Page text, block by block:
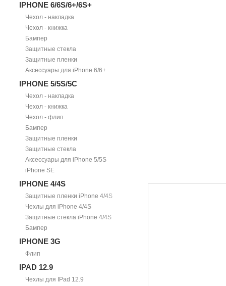
IPHONE 6/6S/6+/6S+
Чехол - накладка
Чехол - книжка
Бампер
Защитные стекла
Защитные пленки
Аксессуары для iPhone 6/6+
IPHONE 5/5S/5С
Чехол - накладка
Чехол - книжка
Чехол - флип
Бампер
Защитные пленки
Защитные стекла
Аксессуары для iPhone 5/5S
iPhone SE
IPHONE 4/4S
Защитные пленки iPhone 4/4S
Чехлы для iPhone 4/4S
Защитные стекла iPhone 4/4S
Бампер
IPHONE 3G
Флип
IPAD 12.9
Чехлы для IPad 12.9